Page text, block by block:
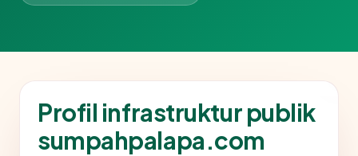
Profil infrastruktur publik
sumpahpalapa.com